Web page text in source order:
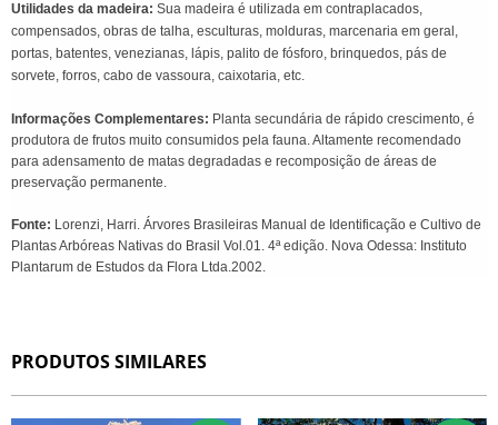
Utilidades da madeira: Sua madeira é utilizada em contraplacados,
compensados, obras de talha, esculturas, molduras, marcenaria em geral,
portas, batentes, venezianas, lápis, palito de fósforo, brinquedos, pás de
sorvete, forros, cabo de vassoura, caixotaria, etc.
Informações Complementares: Planta secundária de rápido crescimento, é
produtora de frutos muito consumidos pela fauna. Altamente recomendado
para adensamento de matas degradadas e recomposição de áreas de
preservação permanente.
Fonte: Lorenzi, Harri. Árvores Brasileiras Manual de Identificação e Cultivo de
Plantas Arbóreas Nativas do Brasil Vol.01. 4ª edição. Nova Odessa: Instituto
Plantarum de Estudos da Flora Ltda.2002.
PRODUTOS SIMILARES